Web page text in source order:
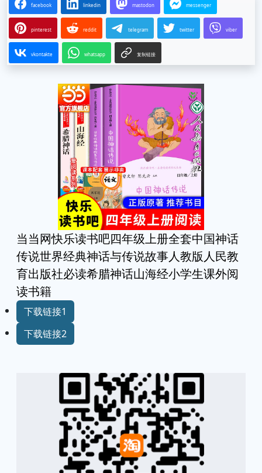
facebook linkedin mastodon messenger
pinterest reddit telegram twitter viber
vkontakte whatsapp 复制链接
当当网快乐读书吧四年级上册全套中国神话
传说世界经典神话与传说故事人教版人民教
育出版社必读希腊神话山海经小学生课外阅
读书籍
下载链接1
下载链接2